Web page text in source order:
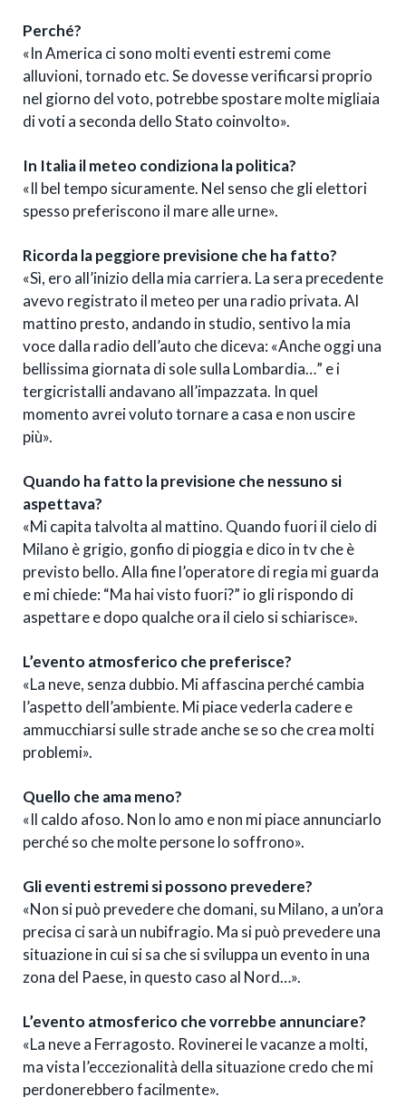
Perché?
«In America ci sono molti eventi estremi come
alluvioni, tornado etc. Se dovesse verificarsi proprio
nel giorno del voto, potrebbe spostare molte migliaia
di voti a seconda dello Stato coinvolto».
In Italia il meteo condiziona la politica?
«Il bel tempo sicuramente. Nel senso che gli elettori
spesso preferiscono il mare alle urne».
Ricorda la peggiore previsione che ha fatto?
«Sì, ero all’inizio della mia carriera. La sera precedente
avevo registrato il meteo per una radio privata. Al
mattino presto, andando in studio, sentivo la mia
voce dalla radio dell’auto che diceva: «Anche oggi una
bellissima giornata di sole sulla Lombardia…” e i
tergicristalli andavano all’impazzata. In quel
momento avrei voluto tornare a casa e non uscire
più».
Quando ha fatto la previsione che nessuno si
aspettava?
«Mi capita talvolta al mattino. Quando fuori il cielo di
Milano è grigio, gonfio di pioggia e dico in tv che è
previsto bello. Alla fine l’operatore di regia mi guarda
e mi chiede: “Ma hai visto fuori?” io gli rispondo di
aspettare e dopo qualche ora il cielo si schiarisce».
L’evento atmosferico che preferisce?
«La neve, senza dubbio. Mi affascina perché cambia
l’aspetto dell’ambiente. Mi piace vederla cadere e
ammucchiarsi sulle strade anche se so che crea molti
problemi».
Quello che ama meno?
«Il caldo afoso. Non lo amo e non mi piace annunciarlo
perché so che molte persone lo soffrono».
Gli eventi estremi si possono prevedere?
«Non si può prevedere che domani, su Milano, a un’ora
precisa ci sarà un nubifragio. Ma si può prevedere una
situazione in cui si sa che si sviluppa un evento in una
zona del Paese, in questo caso al Nord…».
L’evento atmosferico che vorrebbe annunciare?
«La neve a Ferragosto. Rovinerei le vacanze a molti,
ma vista l’eccezionalità della situazione credo che mi
perdonerebbero facilmente».